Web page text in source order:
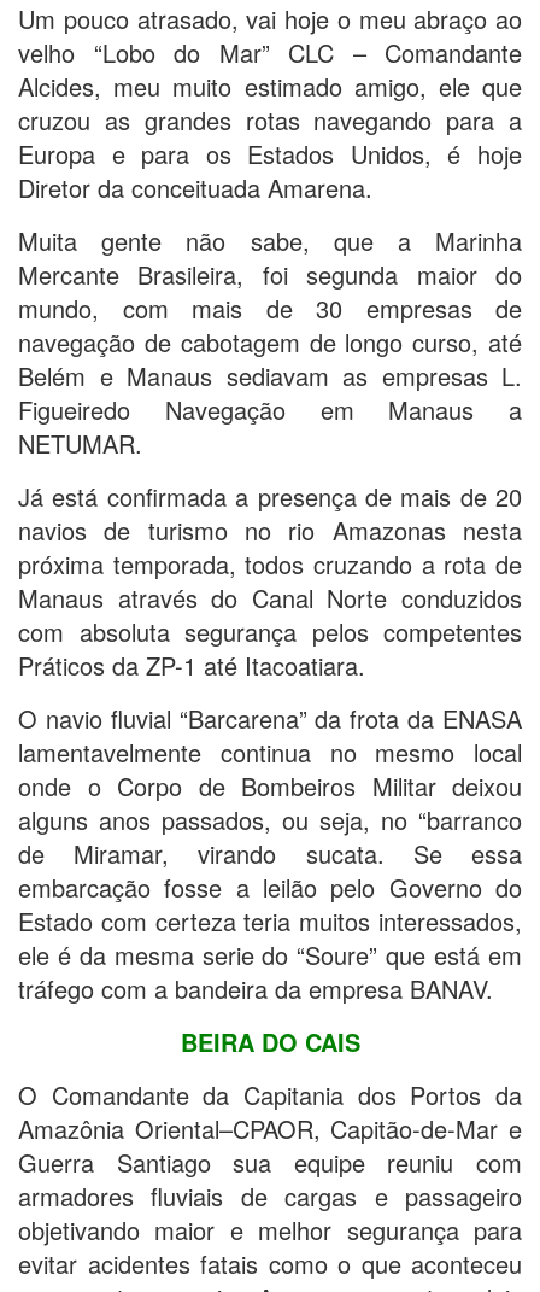
Um pouco atrasado, vai hoje o meu abraço ao
velho “Lobo do Mar” CLC – Comandante
Alcides, meu muito estimado amigo, ele que
cruzou as grandes rotas navegando para a
Europa e para os Estados Unidos, é hoje
Diretor da conceituada Amarena.
Muita gente não sabe, que a Marinha
Mercante Brasileira, foi segunda maior do
mundo, com mais de 30 empresas de
navegação de cabotagem de longo curso, até
Belém e Manaus sediavam as empresas L.
Figueiredo Navegação em Manaus a
NETUMAR.
Já está confirmada a presença de mais de 20
navios de turismo no rio Amazonas nesta
próxima temporada, todos cruzando a rota de
Manaus através do Canal Norte conduzidos
com absoluta segurança pelos competentes
Práticos da ZP-1 até Itacoatiara.
O navio fluvial “Barcarena” da frota da ENASA
lamentavelmente continua no mesmo local
onde o Corpo de Bombeiros Militar deixou
alguns anos passados, ou seja, no “barranco
de Miramar, virando sucata. Se essa
embarcação fosse a leilão pelo Governo do
Estado com certeza teria muitos interessados,
ele é da mesma serie do “Soure” que está em
tráfego com a bandeira da empresa BANAV.
BEIRA DO CAIS
O Comandante da Capitania dos Portos da
Amazônia Oriental–CPAOR, Capitão-de-Mar e
Guerra Santiago sua equipe reuniu com
armadores fluviais de cargas e passageiro
objetivando maior e melhor segurança para
evitar acidentes fatais como o que aconteceu